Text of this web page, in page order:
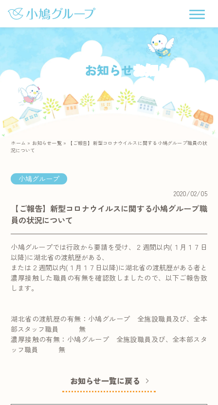
お知らせ
ホーム » お知らせ一覧»
【ご報告】新型コロナウイルスに関する小鳩グループ職員の状
況について
小鳩グループ
2020/02/05
【ご報告】新型コロナウイルスに関する小鳩グループ職
員の状況について
小鳩グループでは行政から要請を受け、２週間以内(１月１７日
以降)に湖北省の渡航歴がある、
または２週間以内(１月１７日以降)に湖北省の渡航歴がある者と
濃厚接触した職員の有無を確認致しましたので、以下ご報告致
します。
湖北省の渡航歴の有無：小鳩グループ 全施設職員及び、全本
部スタッフ職員 無
濃厚接触の有無：小鳩グループ 全施設職員及び、全本部スタ
ッフ職員 無
お知らせ一覧に戻る